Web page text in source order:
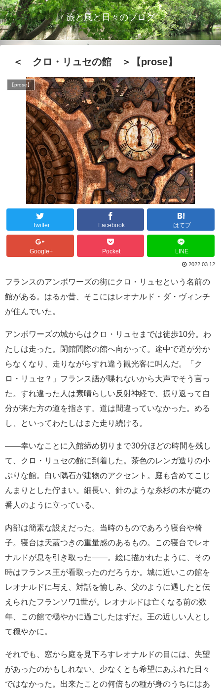
旅と風と日々のブログ
＜ クロ・リュセの館 ＞【prose】
【prose】
Twitter Facebook はてブ
Google+ Pocket LINE
2022.03.12
フランスのアンボワーズの街にクロ・リュセという名前の
館がある。はるか昔、そこにはレオナルド・ダ・ヴィンチ
が住んでいた。
アンボワーズの城からはクロ・リュセまでは徒歩10分。わ
たしは走った。閉館間際の館へ向かって。途中で道が分か
らなくなり、走りながらすれ違う観光客に叫んだ。「ク
ロ・リュセ？」フランス語が喋れないから大声でそう言っ
た。すれ違った人は素晴らしい反射神経で、振り返って自
分が来た方の道を指さす。道は間違っていなかった。める
し、といってわたしはまた走り続ける。
――幸いなことに入館締め切りまで30分ほどの時間を残し
て、クロ・リュセの館に到着した。茶色のレンガ造りの小
ぶりな館。白い隅石が建物のアクセント。庭も含めてこじ
んまりとした佇まい。細長い、針のような糸杉の木が庭の
番人のように立っている。
内部は簡素な設えだった。当時のものであろう寝台や椅
子。寝台は天蓋つきの重量感のあるもの。この寝台でレオ
ナルドが息を引き取った――。絵に描かれたように、その
時はフランス王が看取ったのだろうか。城に近いこの館を
レオナルドに与え、対話を愉しみ、父のように遇したと伝
えられたフランソワ1世が。レオナルドは亡くなる前の数
年、この館で穏やかに過ごしたはずだ。王の近しい人とし
て穏やかに。
それでも、窓から庭を見下ろすレオナルドの目には、失望
があったのかもしれない。少なくとも希望にあふれた日々
ではなかった。出来たことの何倍もの種が身のうちにはあ